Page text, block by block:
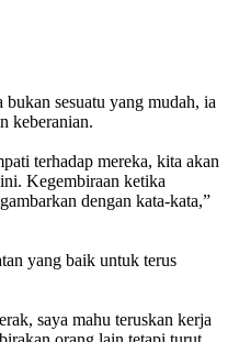
sesuatu yang mudah, ia
keberanian.
terhadap mereka, kita akan
Kegembiraan ketika
dengan kata-kata,”
yang baik untuk terus
saya mahu teruskan kerja